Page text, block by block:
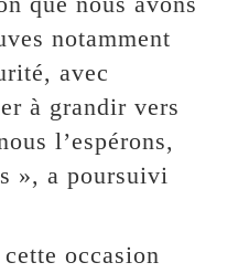
notamment
avec
à grandir vers
l’espérons,
», a poursuivi
occasion